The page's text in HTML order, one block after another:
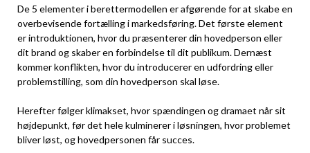
De 5 elementer i berettermodellen er afgørende for at skabe en
overbevisende fortælling i markedsføring. Det første element
er introduktionen, hvor du præsenterer din hovedperson eller
dit brand og skaber en forbindelse til dit publikum. Dernæst
kommer konflikten, hvor du introducerer en udfordring eller
problemstilling, som din hovedperson skal løse.
Herefter følger klimakset, hvor spændingen og dramaet når sit
højdepunkt, før det hele kulminerer i løsningen, hvor problemet
bliver løst, og hovedpersonen får succes.